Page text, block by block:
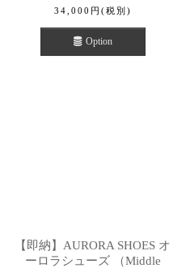
34,000 円 (税別)
Option
【即納】AURORA SHOES オ
ーロラシューズ （Middle